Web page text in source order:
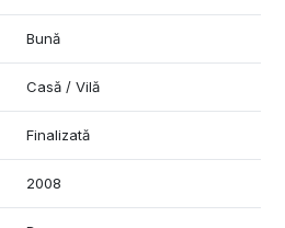
Bună
Casă / Vilă
Finalizată
2008